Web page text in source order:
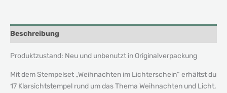
Beschreibung
Produktzustand: Neu und unbenutzt in Originalverpackung
Mit dem Stempelset „Weihnachten im Lichterschein“ erhältst du
17 Klarsichtstempel rund um das Thema Weihnachten und Licht,